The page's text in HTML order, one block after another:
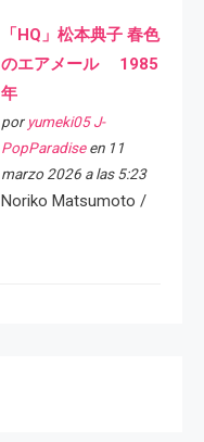
「HQ」松本典子 春色
のエアメール 1985
年
por yumeki05 J-
PopParadiseen 11
marzo 2026 a las 5:23
Noriko Matsumoto /